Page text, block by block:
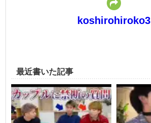
koshirohiroko3
最近書いた記事